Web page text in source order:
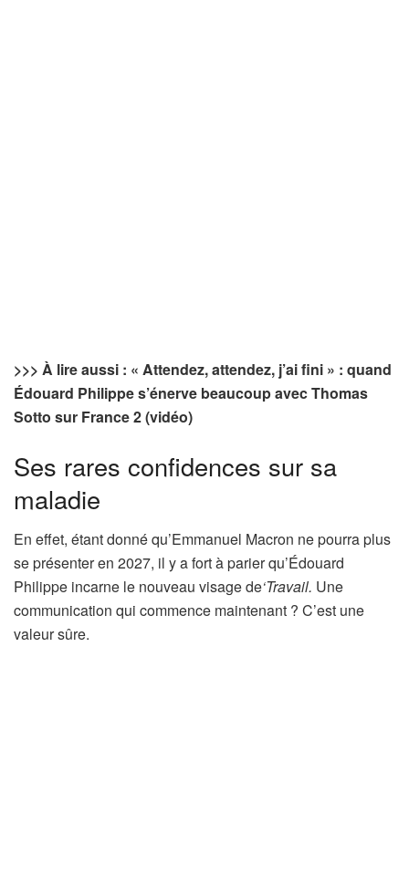
>>> À lire aussi : « Attendez, attendez, j’ai fini » : quand
Édouard Philippe s’énerve beaucoup avec Thomas
Sotto sur France 2 (vidéo)
Ses rares confidences sur sa
maladie
En effet, étant donné qu’Emmanuel Macron ne pourra plus
se présenter en 2027, il y a fort à parier qu’Édouard
Philippe incarne le nouveau visage de‘Travail. Une
communication qui commence maintenant ? C’est une
valeur sûre.